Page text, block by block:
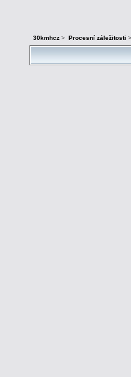
30kmhcz > Procesní záležitosti >